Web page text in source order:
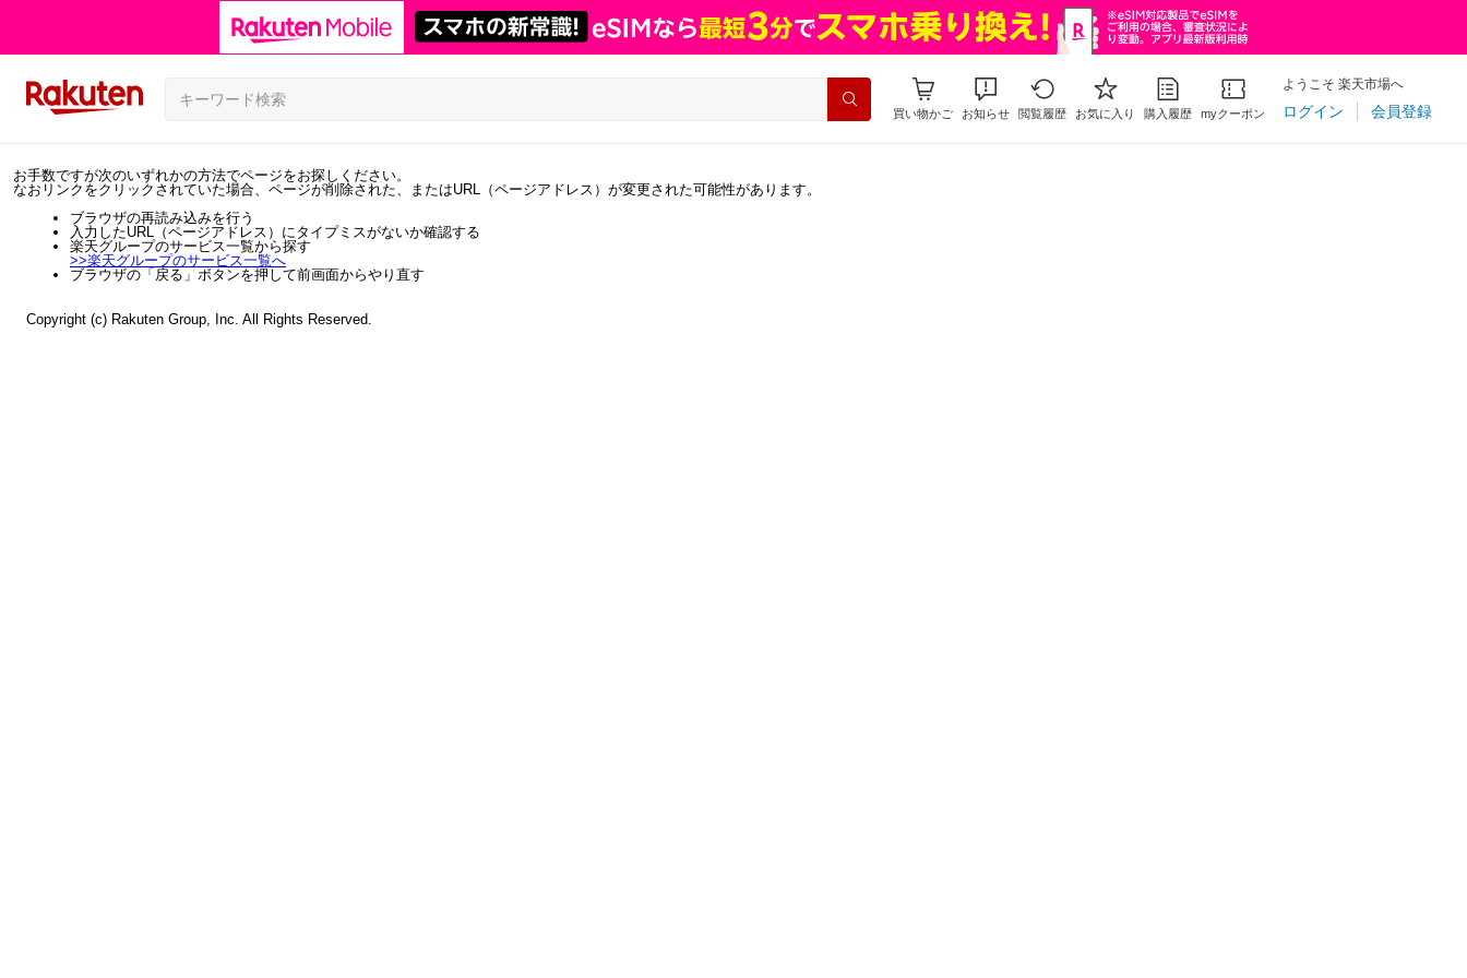
買い物かご お知らせ 閲覧履歴 お気に入り 購入履歴 myクーポン
ようこそ 楽天市場へ
ログイン 会員登録
お手数ですが次のいずれかの方法でページをお探しください。
なおリンクをクリックされていた場合、ページが削除された、またはURL（ページアドレス）が変更された可能性があります。
ブラウザの再読み込みを行う
入力したURL（ページアドレス）にタイプミスがないか確認する
楽天グループのサービス一覧から探す
>>楽天グループのサービス一覧へ
ブラウザの「戻る」ボタンを押して前画面からやり直す
Copyright (c) Rakuten Group, Inc. All Rights Reserved.